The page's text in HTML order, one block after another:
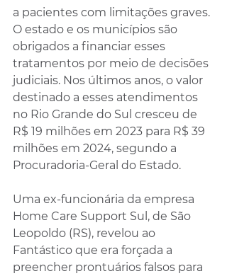
a pacientes com limitações graves.
O estado e os municípios são
obrigados a financiar esses
tratamentos por meio de decisões
judiciais. Nos últimos anos, o valor
destinado a esses atendimentos
no Rio Grande do Sul cresceu de
R$ 19 milhões em 2023 para R$ 39
milhões em 2024, segundo a
Procuradoria-Geral do Estado.
Uma ex-funcionária da empresa
Home Care Support Sul, de São
Leopoldo (RS), revelou ao
Fantástico que era forçada a
preencher prontuários falsos para